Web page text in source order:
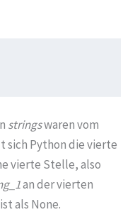
stringswaren vom
sich Python die vierte
vierte Stelle, also
an der vierten
als None.